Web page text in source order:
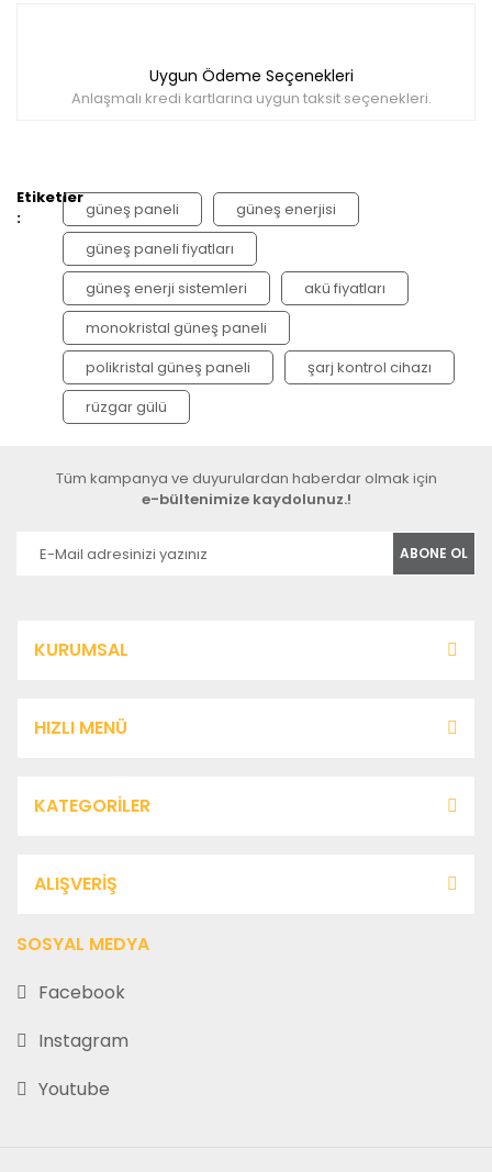
Uygun Ödeme Seçenekleri
Anlaşmalı kredi kartlarına uygun taksit seçenekleri.
Etiketler
:
güneş paneli
güneş enerjisi
güneş paneli fiyatları
güneş enerji sistemleri
akü fiyatları
monokristal güneş paneli
polikristal güneş paneli
şarj kontrol cihazı
rüzgar gülü
Tüm kampanya ve duyurulardan haberdar olmak için
e-bültenimize kaydolunuz.!
ABONE OL
KURUMSAL
HIZLI MENÜ
KATEGORİLER
ALIŞVERİŞ
SOSYAL MEDYA
Facebook
Instagram
Youtube